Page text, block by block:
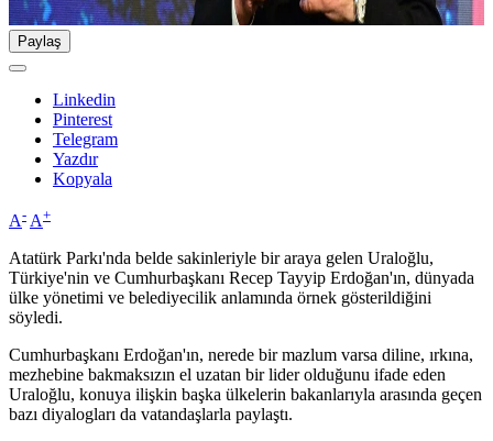
Paylaş
Linkedin
Pinterest
Telegram
Yazdır
Kopyala
A- A+
Atatürk Parkı'nda belde sakinleriyle bir araya gelen Uraloğlu,
Türkiye'nin ve Cumhurbaşkanı Recep Tayyip Erdoğan'ın, dünyada
ülke yönetimi ve belediyecilik anlamında örnek gösterildiğini
söyledi.
Cumhurbaşkanı Erdoğan'ın, nerede bir mazlum varsa diline, ırkına,
mezhebine bakmaksızın el uzatan bir lider olduğunu ifade eden
Uraloğlu, konuya ilişkin başka ülkelerin bakanlarıyla arasında geçen
bazı diyalogları da vatandaşlarla paylaştı.